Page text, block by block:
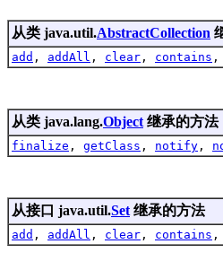
从类 java.util.AbstractCollection
add , addAll , clear , contains ,
从类 java.lang.Object 继承的方法
finalize , getClass , notify ,
从接口 java.util.Set 继承的方法
add , addAll , clear , contains ,